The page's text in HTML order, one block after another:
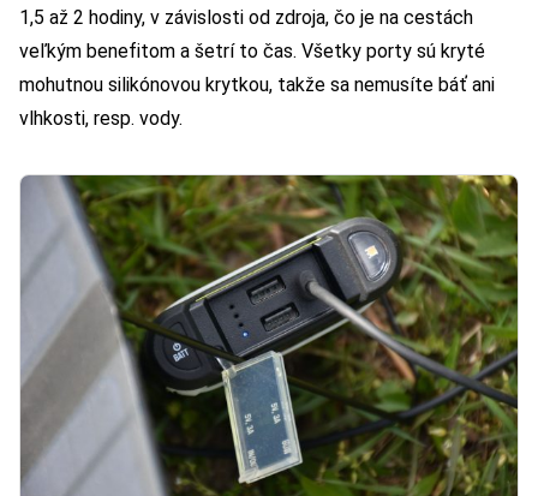
1,5 až 2 hodiny, v závislosti od zdroja, čo je na cestách
veľkým benefitom a šetrí to čas. Všetky porty sú kryté
mohutnou silikónovou krytkou, takže sa nemusíte báť ani
vlhkosti, resp. vody.